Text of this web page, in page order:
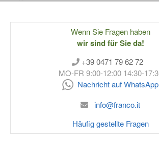
Wenn Sie Fragen haben
wir sind für Sie da!
+39 0471 79 62 72
MO-FR 9:00-12:00 14:30-
Nachricht auf WhatsApp
info@franco.it
Häufig gestellte Fragen